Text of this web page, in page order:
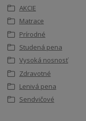
AKCIE
Matrace
Prírodné
Studená pena
Vysoká nosnosť
Zdravotné
Lenivá pena
Sendvičové